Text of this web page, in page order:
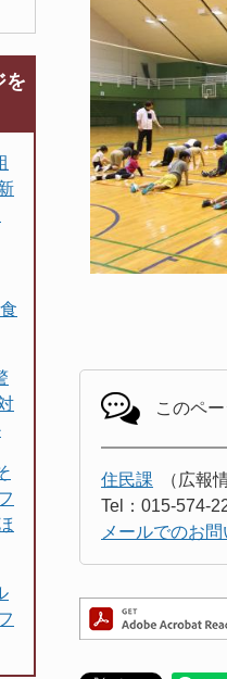
このペ
住民課
広報
Tel：015-574-
メールでのお
を